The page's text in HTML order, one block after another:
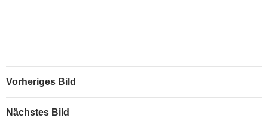
Vorheriges Bild
Nächstes Bild